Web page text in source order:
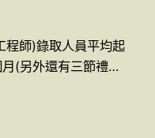
程師)錄取人員平均起
(另外還有三節禮…